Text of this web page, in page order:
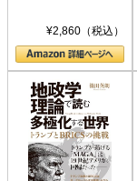
¥2,860（税込）